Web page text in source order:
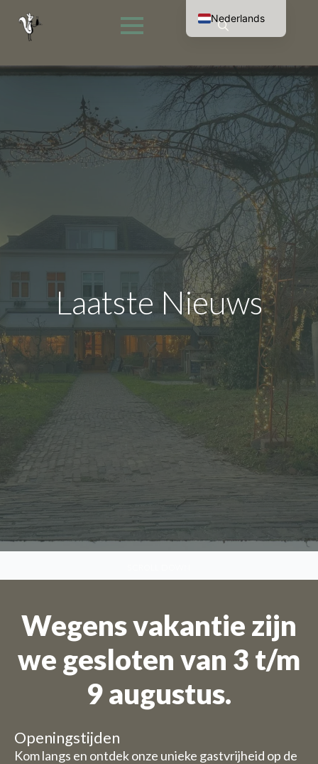
Laatste Nieuws
Wegens vakantie zijn
we gesloten van 3 t/m
9 augustus.
Openingstijden
Kom langs en ontdek onze unieke gastvrijheid op de
Wij zijn op vakantie
Bestellingen zijn niet mogelijk
voor de periode 27 juli t/m 11
augustus.
Nederlands
English (UK)
Deutsch